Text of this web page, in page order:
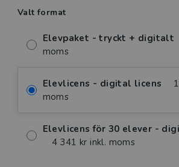
Valt format
Elevpaket - tryckt + digitalt
moms
Elevlicens - digital licens
moms
Elevlicens för 30 elever -
4 341 kr inkl. moms